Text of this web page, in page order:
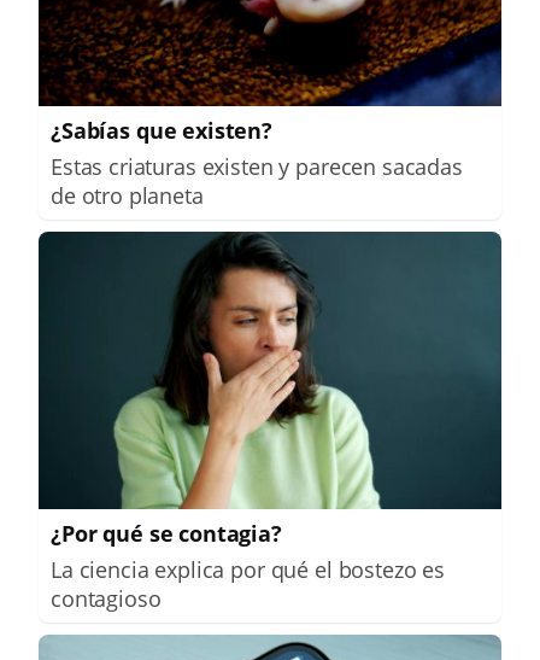
¿Sabías que existen?
Estas criaturas existen y parecen sacadas
de otro planeta
¿Por qué se contagia?
La ciencia explica por qué el bostezo es
contagioso